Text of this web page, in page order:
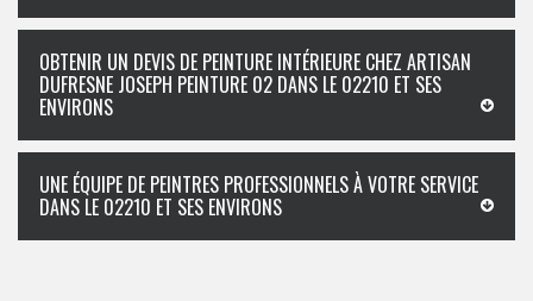
OBTENIR UN DEVIS DE PEINTURE INTÉRIEURE CHEZ ARTISAN
DUFRESNE JOSEPH PEINTURE 02 DANS LE 02210 ET SES
ENVIRONS
UNE ÉQUIPE DE PEINTRES PROFESSIONNELS À VOTRE SERVICE
DANS LE 02210 ET SES ENVIRONS